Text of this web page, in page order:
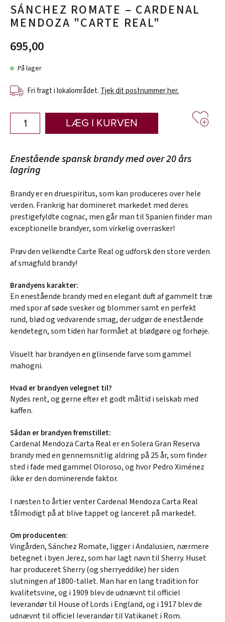
SÁNCHEZ ROMATE – CARDENAL
MENDOZA "CARTE REAL"
695,00
På lager
Fri fragt i lokalområdet. Tjek dit postnummer her.
LÆG I KURVEN
Enestående spansk brandy med over 20 års
lagring
Brandy er en druespiritus, som kan produceres over hele
verden. Frankrig har domineret markedet med deres
prestigefyldte cognac, men går man til Spanien finder man
exceptionelle brandyer, som virkelig overrasker!
Prøv den velkendte Carte Real og udforsk den store verden
af smagfuld brandy!
Brandyens karakter:
En enestående brandy med en elegant duft af gammelt træ
med spor af søde svesker og blommer samt en perfekt
rund, blød og vedvarende smag, der udgør de enestående
kendetegn, som tiden har formået at blødgøre og forhøje.
Visuelt har brandyen en glinsende farve som gammel
mahogni.
Hvad er brandyen velegnet til?
Nydes rent, og gerne efter et godt måltid i selskab med
kaffen.
Sådan er brandyen fremstillet:
Cardenal Mendoza Carta Real er en Solera Gran Reserva
brandy med en gennemsnitlig aldring på 25 år, som finder
sted i fade med gammel Oloroso, og hvor Pedro Ximénez
ikke er den dominerende faktor.
I næsten to årtier venter Cardenal Mendoza Carta Real
tålmodigt på at blive tappet og lanceret på markedet.
Om producenten:
Vingården, Sánchez Romate, ligger i Andalusien, nærmere
betegnet i byen Jerez, som har lagt navn til Sherry. Huset
har produceret Sherry (og sherryeddike) her siden
slutningen af 1800-tallet. Man har en lang tradition for
kvalitetsvine, og i 1909 blev de udnævnt til officiel
leverandør til House of Lords i England, og i 1917 blev de
udnævnt til officiel leverandør til Vatikanet i Rom.